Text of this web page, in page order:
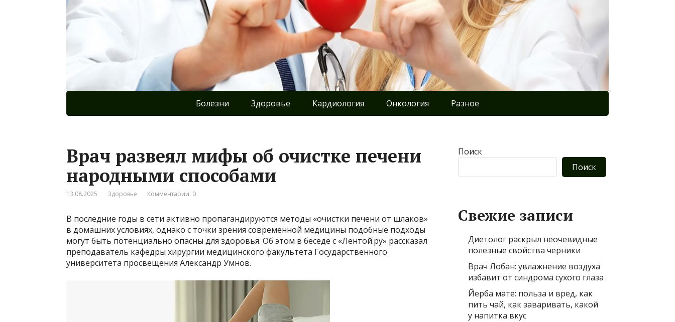
Болезни Здоровье Кардиология Онкология Разное
Врач развеял мифы об очистке печени
народными способами
13.08.2025 Здоровье Комментарии: 0
В последние годы в сети активно пропагандируются методы «очистки печени от шлаков»
в домашних условиях, однако с точки зрения современной медицины подобные подходы
могут быть потенциально опасны для здоровья. Об этом в беседе с «Лентой.ру» рассказал
преподаватель кафедры хирургии медицинского факультета Государственного
университета просвещения Александр Умнов.
Поиск
Поиск
Свежие записи
Диетолог раскрыл неочевидные
полезные свойства черники
Врач Лобан: увлажнение воздуха
избавит от синдрома сухого глаза
Йерба мате: польза и вред, как
пить чай, как заваривать, какой
у напитка вкус